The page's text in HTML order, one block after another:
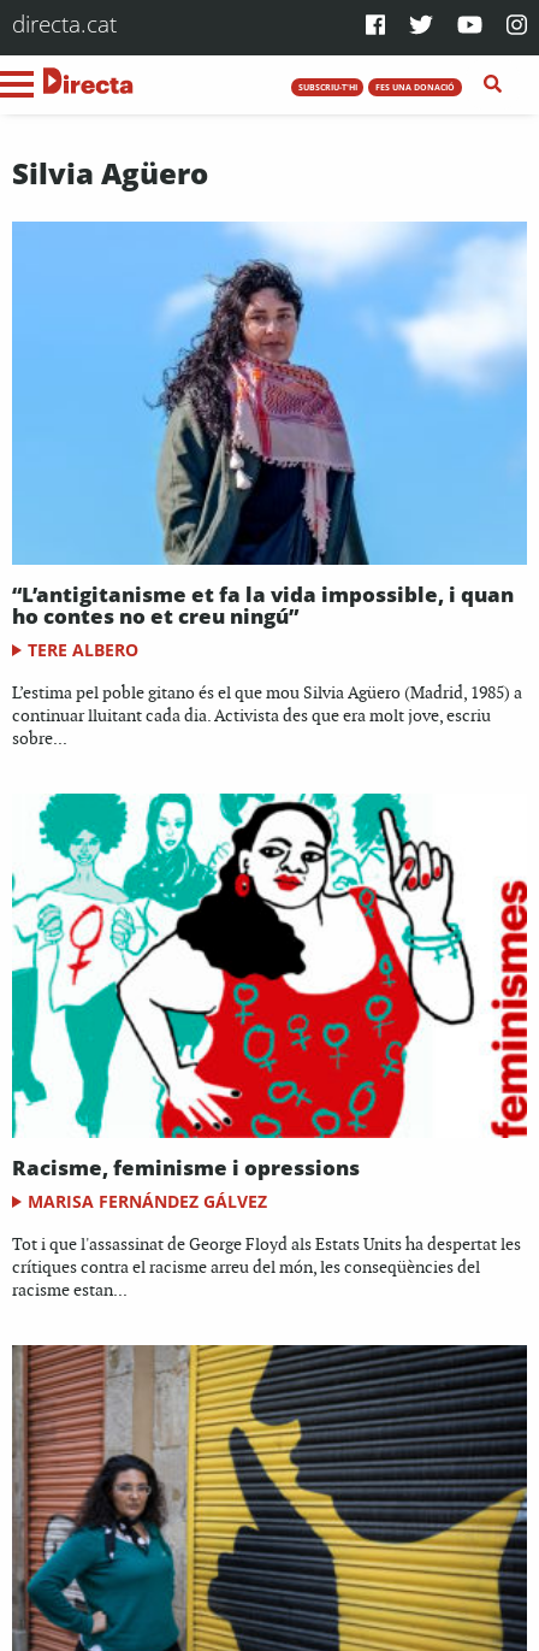
directa.cat
SUBSCRIU-T'HI FES UNA DONACIÓ
Silvia Agüero
“L’antigitanisme et fa la vida impossible, i quan
ho contes no et creu ningú”
TERE ALBERO
L’estima pel poble gitano és el que mou Silvia Agüero (Madrid, 1985) a
continuar lluitant cada dia. Activista des que era molt jove, escriu
sobre...
Racisme, feminisme i opressions
MARISA FERNÁNDEZ GÁLVEZ
Tot i que l'assassinat de George Floyd als Estats Units ha despertat les
crítiques contra el racisme arreu del món, les conseqüències del
racisme estan...